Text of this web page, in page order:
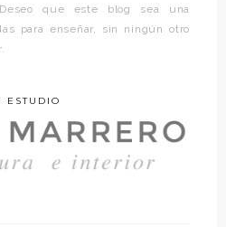
Deseo que este blog sea una
para enseñar, sin ningún otro
ESTUDIO